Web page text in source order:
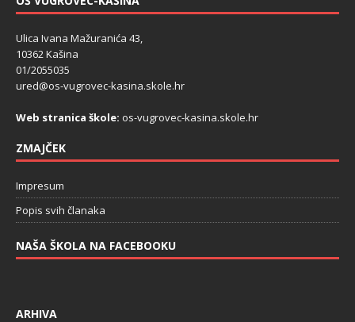
Ulica Ivana Mažuranića 43,
10362 Kašina
01/2055035
ured@os-vugrovec-kasina.skole.hr
Web stranica škole: os-vugrovec-kasina.skole.hr
ZMAJČEK
Impresum
Popis svih članaka
NAŠA ŠKOLA NA FACEBOOKU
ARHIVA